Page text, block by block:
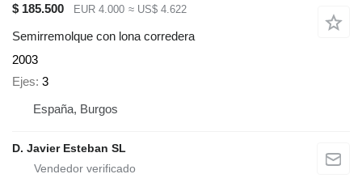
$ 185.500
EUR 4.000 ≈ US$ 4.622
Semirremolque con lona corredera
2003
Ejes 3
España, Burgos
D. Javier Esteban SL